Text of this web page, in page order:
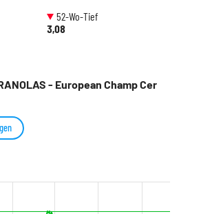
52-Wo-Tief
3,08
- European Champ Cer